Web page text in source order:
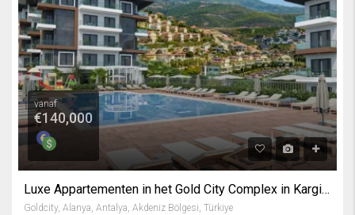
vanaf
€140,000
Luxe Appartementen in het Gold City Complex in Kargicak / Alanya
Goldcity, Alanya, Antalya, Akdeniz Bölgesi, Türkiye